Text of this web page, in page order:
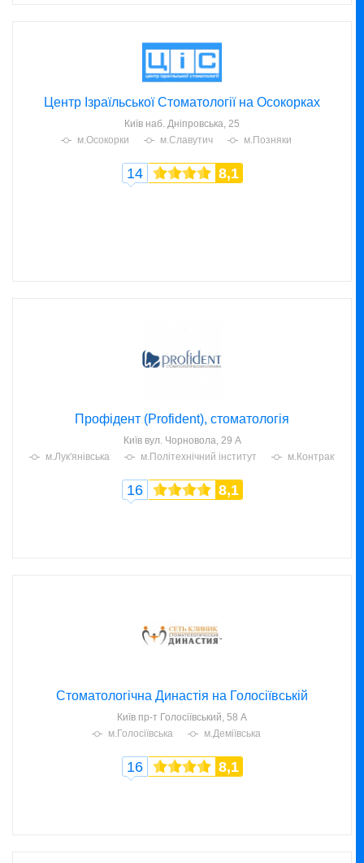
Центр Ізраїльської Стоматології на Осокорках
Київ наб. Дніпровська, 25
м.Осокорки
м.Славутич м.Позняки
14 8,1
Профідент (Profident), стоматологія
Київ вул. Чорновола, 29 А
м.Лук'янівська
м.Політехнічний інститут м.Контрактова
16 8,1
Стоматологічна Династія на Голосіївській
Київ пр-т Голосіївський, 58 А
м.Голосіївська
м.Деміївська
16 8,1